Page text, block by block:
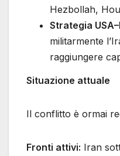
Hezbollah,
Strategia
militarmente
raggiungere
Situazione attuale
Il conflitto è ormai
Fronti attivi: Iran